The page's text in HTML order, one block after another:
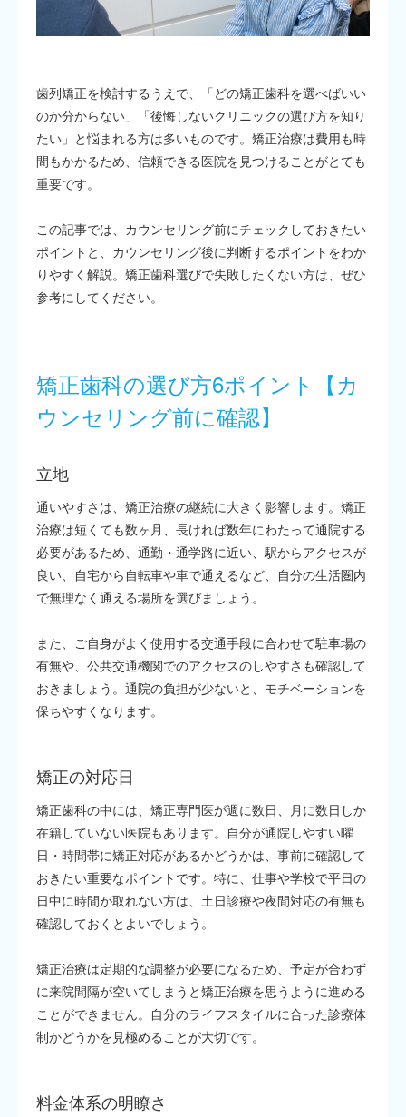
歯列矯正を検討するうえで、「どの矯正歯科を選べばいい
のか分からない」「後悔しないクリニックの選び方を知り
たい」と悩まれる方は多いものです。矯正治療は費用も時
間もかかるため、信頼できる医院を見つけることがとても
重要です。
この記事では、カウンセリング前にチェックしておきたい
ポイントと、カウンセリング後に判断するポイントをわか
りやすく解説。矯正歯科選びで失敗したくない方は、ぜひ
参考にしてください。
矯正歯科の選び方6ポイント【カ
ウンセリング前に確認】
立地
通いやすさは、矯正治療の継続に大きく影響します。矯正
治療は短くても数ヶ月、長ければ数年にわたって通院する
必要があるため、通勤・通学路に近い、駅からアクセスが
良い、自宅から自転車や車で通えるなど、自分の生活圏内
で無理なく通える場所を選びましょう。
また、ご自身がよく使用する交通手段に合わせて駐車場の
有無や、公共交通機関でのアクセスのしやすさも確認して
おきましょう。通院の負担が少ないと、モチベーションを
保ちやすくなります。
矯正の対応日
矯正歯科の中には、矯正専門医が週に数日、月に数日しか
在籍していない医院もあります。自分が通院しやすい曜
日・時間帯に矯正対応があるかどうかは、事前に確認して
おきたい重要なポイントです。特に、仕事や学校で平日の
日中に時間が取れない方は、土日診療や夜間対応の有無も
確認しておくとよいでしょう。
矯正治療は定期的な調整が必要になるため、予定が合わず
に来院間隔が空いてしまうと矯正治療を思うように進める
ことができません。自分のライフスタイルに合った診療体
制かどうかを見極めることが大切です。
料金体系の明瞭さ